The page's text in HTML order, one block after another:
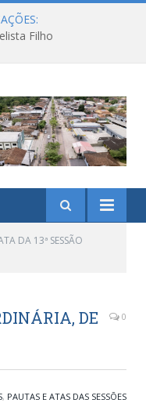
Filho
DA 13ª SESSÃO
DE
0
, PAUTAS E ATAS DAS SESSÕES